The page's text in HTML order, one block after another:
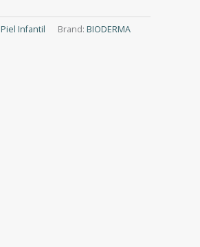
Piel Infantil Brand: BIODERMA